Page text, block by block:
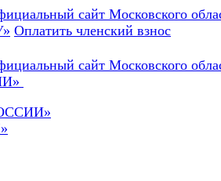
Оплатить членский взнос